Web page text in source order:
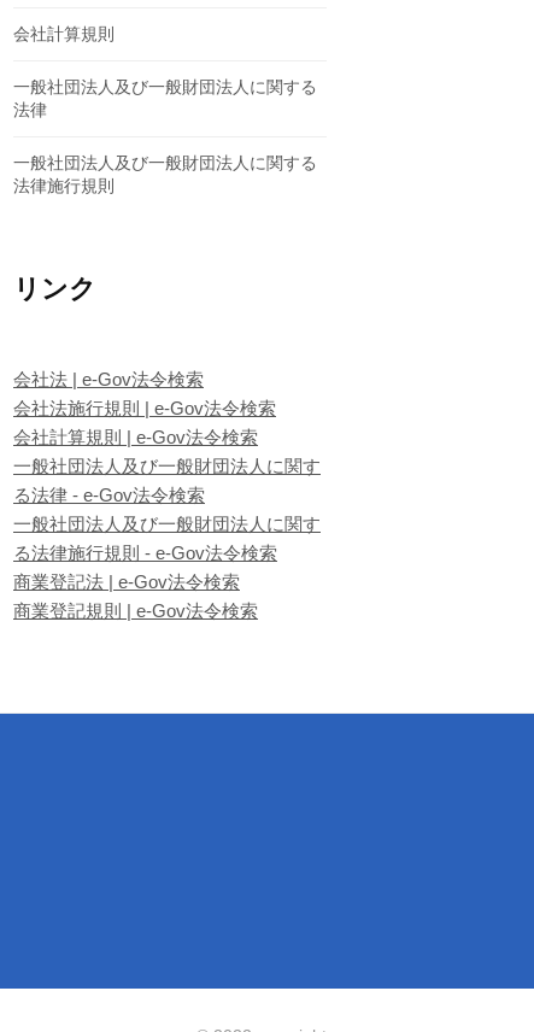
会社計算規則
一般社団法人及び一般財団法人に関する
法律
一般社団法人及び一般財団法人に関する
法律施行規則
リンク
会社法 | e-Gov法令検索
会社法施行規則 | e-Gov法令検索
会社計算規則 | e-Gov法令検索
一般社団法人及び一般財団法人に関す
る法律 - e-Gov法令検索
一般社団法人及び一般財団法人に関す
る法律施行規則 - e-Gov法令検索
商業登記法 | e-Gov法令検索
商業登記規則 | e-Gov法令検索